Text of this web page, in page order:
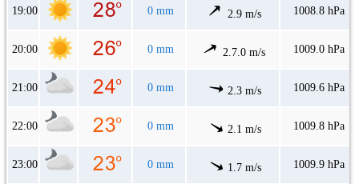
19:00 0 mm 2.9 m/s 1008.8 hPa
20:00 0 mm 2.7.0 m/s 1009.0 hPa
21:00 0 mm 2.3 m/s 1009.6 hPa
22:00 0 mm 2.1 m/s 1009.8 hPa
23:00 0 mm 1.7 m/s 1009.9 hPa